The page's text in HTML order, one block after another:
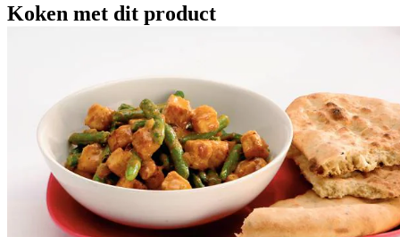
Koken met dit product